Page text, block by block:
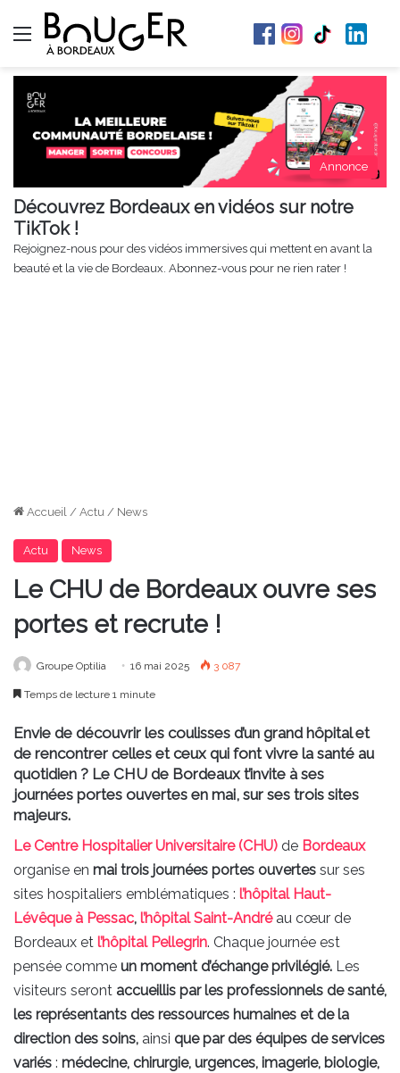
Menu
Annonce
Découvrez Bordeaux en vidéos sur notre
TikTok !
Rejoignez-nous pour des vidéos immersives qui mettent en avant la
beauté et la vie de Bordeaux. Abonnez-vous pour ne rien rater !
Accueil / Actu / News
Actu News
Le CHU de Bordeaux ouvre ses
portes et recrute !
Groupe Optilia 16 mai 2025 3 087
Temps de lecture 1 minute
Envie de découvrir les coulisses d’un grand hôpital et
de rencontrer celles et ceux qui font vivre la santé au
quotidien ? Le CHU de Bordeaux t’invite à ses
journées portes ouvertes en mai, sur ses trois sites
majeurs.
Le Centre Hospitalier Universitaire (CHU) de Bordeaux
organise en mai trois journées portes ouvertes sur ses
sites hospitaliers emblématiques : l’hôpital Haut-
Lévêque à Pessac, l’hôpital Saint-Andréau cœur de
Bordeaux et l’hôpital Pellegrin. Chaque journée est
pensée comme un moment d’échange privilégié. Les
visiteurs seront accueillis par les professionnels de santé,
les représentants des ressources humaines et de la
direction des soins, ainsi que par des équipes de services
variés : médecine, chirurgie, urgences, imagerie, biologie,